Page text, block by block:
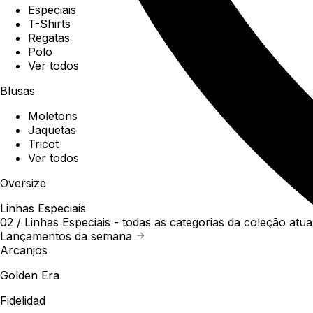
Especiais
T-Shirts
Regatas
Polo
Ver todos
Blusas
Moletons
Jaquetas
Tricot
Ver todos
Oversize
Linhas Especiais
02 / Linhas Especiais - todas as categorias da coleção
Lançamentos da semana
Arcanjos
Golden Era
Fidelidad